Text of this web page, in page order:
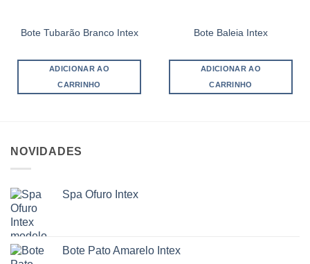
Bote Tubarão Branco Intex
ADICIONAR AO
CARRINHO
Bote Baleia Intex
ADICIONAR AO
CARRINHO
NOVIDADES
Spa Ofuro Intex
Bote Pato Amarelo Intex